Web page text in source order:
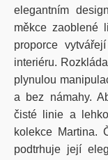
elegantním
měkce zaoblené
proporce
interiéru.
plynulou
a bez námahy.
čisté linie a
kolekce Martina.
podtrhuje její